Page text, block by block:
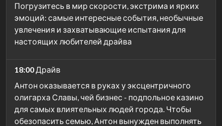
Погрузитесь в мир скорости, экстрима и ярких
эмоций: самые интересные события, необычные
увлечения и захватывающие испытания для
настоящих любителей драйва
18:00Драйв
Антон оказывается в руках у эксцентричного
олигарха Славы, чей бизнес - подпольное казино
для самых влиятельных людей города. Чтобы
обезопасить семью, Антон вынужден выполнять